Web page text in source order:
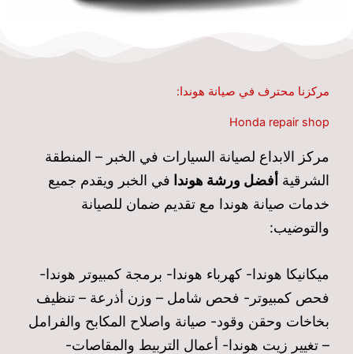
مركزنا محترف في صيانة هوندا:
Honda repair shop
مركز الابداع لصيانة السيارات في الخبر – المنطقة
الشرقية أفضل ورشة هوندا في الخبر ويقدم جميع
خدمات صيانة هوندا مع تقديم ضمان للصيانة
والتوضيب:
ميكانيكا هوندا- كهرباء هوندا- برمجة كمبيوتر هوندا-
فحص كمبيوتر- فحص شامل – وزن أذرعة – تنظيف
بخاخات وحقن وقود- صيانة واصلاح المكابح والفرامل
– تغيير زيت هوندا- أعمال التربيط والمقاصات-